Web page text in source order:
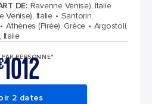
DE: Ravenne Venise), Italie
Venise), Italie
Santorin,
Athènes (Pirée), Grèce
Argostoli,
Italie
PERSONNE*
1012
2 dates